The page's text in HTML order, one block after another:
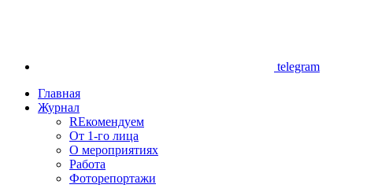
telegram
Главная
Журнал
REкомендуем
От 1-го лица
О мероприятиях
Работа
Фоторепортажи